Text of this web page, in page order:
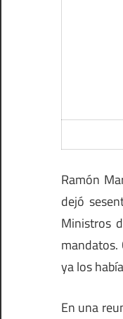
Ramón
dejó
Ministros
mandatos.
ya los
En una